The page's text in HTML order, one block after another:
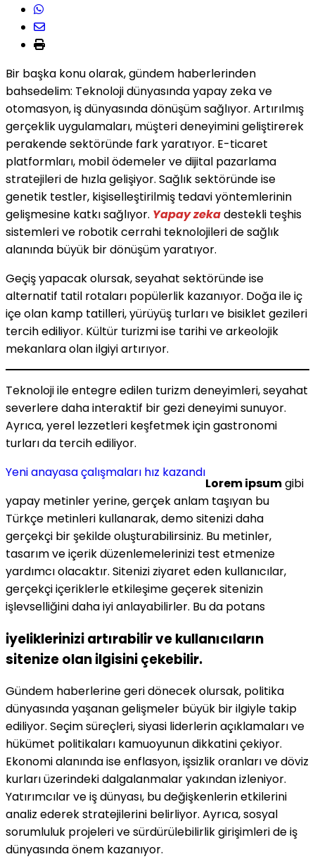
Bir başka konu olarak, gündem haberlerinden
bahsedelim: Teknoloji dünyasında yapay zeka ve
otomasyon, iş dünyasında dönüşüm sağlıyor. Artırılmış
gerçeklik uygulamaları, müşteri deneyimini geliştirerek
perakende sektöründe fark yaratıyor. E-ticaret
platformları, mobil ödemeler ve dijital pazarlama
stratejileri de hızla gelişiyor. Sağlık sektöründe ise
genetik testler, kişiselleştirilmiş tedavi yöntemlerinin
gelişmesine katkı sağlıyor. Yapay zekadestekli teşhis
sistemleri ve robotik cerrahi teknolojileri de sağlık
alanında büyük bir dönüşüm yaratıyor.
Geçiş yapacak olursak, seyahat sektöründe ise
alternatif tatil rotaları popülerlik kazanıyor. Doğa ile iç
içe olan kamp tatilleri, yürüyüş turları ve bisiklet gezileri
tercih ediliyor. Kültür turizmi ise tarihi ve arkeolojik
mekanlara olan ilgiyi artırıyor.
Teknoloji ile entegre edilen turizm deneyimleri, seyahat
severlere daha interaktif bir gezi deneyimi sunuyor.
Ayrıca, yerel lezzetleri keşfetmek için gastronomi
turları da tercih ediliyor.
Yeni anayasa çalışmaları hız kazandı
Lorem ipsumgibi
yapay metinler yerine, gerçek anlam taşıyan bu
Türkçe metinleri kullanarak, demo sitenizi daha
gerçekçi bir şekilde oluşturabilirsiniz. Bu metinler,
tasarım ve içerik düzenlemelerinizi test etmenize
yardımcı olacaktır. Sitenizi ziyaret eden kullanıcılar,
gerçekçi içeriklerle etkileşime geçerek sitenizin
işlevselliğini daha iyi anlayabilirler. Bu da potans
iyeliklerinizi artırabilir ve kullanıcıların
sitenize olan ilgisini çekebilir.
Gündem haberlerine geri dönecek olursak, politika
dünyasında yaşanan gelişmeler büyük bir ilgiyle takip
ediliyor. Seçim süreçleri, siyasi liderlerin açıklamaları ve
hükümet politikaları kamuoyunun dikkatini çekiyor.
Ekonomi alanında ise enflasyon, işsizlik oranları ve döviz
kurları üzerindeki dalgalanmalar yakından izleniyor.
Yatırımcılar ve iş dünyası, bu değişkenlerin etkilerini
analiz ederek stratejilerini belirliyor. Ayrıca, sosyal
sorumluluk projeleri ve sürdürülebilirlik girişimleri de iş
dünyasında önem kazanıyor.